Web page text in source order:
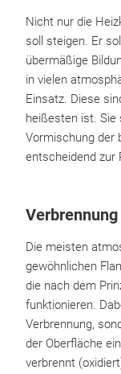
Nicht nur die
soll steigen. Er
übermäßige
in vielen
Einsatz. Diese
heißesten ist. Sie
Vormischung der
entscheidend zur
Die meisten
gewöhnlichen
die nach dem
funktionieren.
Verbrennung,
der Oberfläche
verbrennt